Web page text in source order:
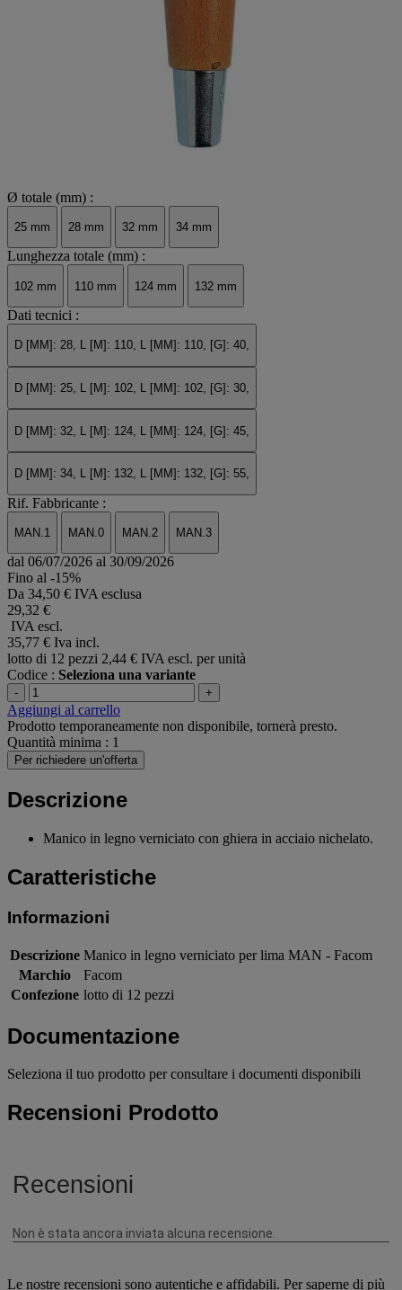
Ø totale (mm) :
25 mm 28 mm 32 mm 34 mm
Lunghezza totale (mm) :
102 mm 110 mm 124 mm 132 mm
Dati tecnici :
D [MM]: 28, L [M]: 110, L [MM]: 110, [G]: 40,
D [MM]: 25, L [M]: 102, L [MM]: 102, [G]: 30,
D [MM]: 32, L [M]: 124, L [MM]: 124, [G]: 45,
D [MM]: 34, L [M]: 132, L [MM]: 132, [G]: 55,
Rif. Fabbricante :
MAN.1 MAN.0 MAN.2 MAN.3
dal 06/07/2026 al 30/09/2026
Fino al -15%
Da 34,50 € IVA esclusa
29,32 €
IVA escl.
35,77 € Iva incl.
lotto di 12 pezzi 2,44 € IVA escl. per unità
Codice : Seleziona una variante
- +
Aggiungi al carrello
Prodotto temporaneamente non disponibile, tornerà presto.
Quantità minima : 1
Per richiedere un'offerta
Descrizione
Manico in legno verniciato con ghiera in acciaio nichelato.
Caratteristiche
Informazioni
Descrizione Manico in legno verniciato per lima MAN - Facom
Marchio
Facom
Confezione lotto di 12 pezzi
Documentazione
Seleziona il tuo prodotto per consultare i documenti disponibili
Recensioni Prodotto
Le nostre recensioni sono autentiche e affidabili. Per saperne di più